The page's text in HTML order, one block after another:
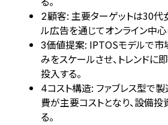
2顧客: 主要ターゲットは30代
ル広告を通じてオンライン中
3価値提案: IPTOSモデルで
みをスケールさせ、トレンドに
投入する。
4コスト構造: ファブレス型で
費が主要コストとなり、設備
る。